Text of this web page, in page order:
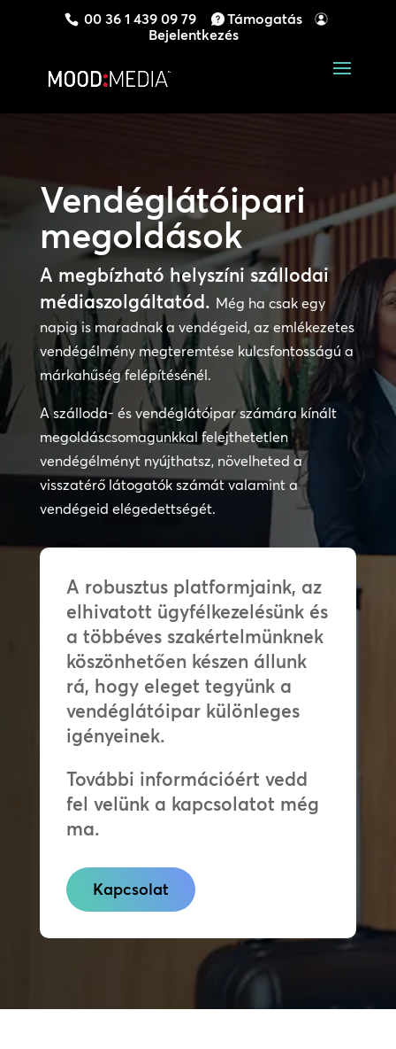
00 36 1 439 09 79
Támogatás
Bejelentkezés
Vendéglátóipari
megoldások
A megbízható helyszíni szállodai
médiaszolgáltatód. Még ha csak egy
napig is maradnak a vendégeid, az emlékezetes
vendégélmény megteremtése kulcsfontosságú a
márkahűség felépítésénél.
A szálloda- és vendéglátóipar számára kínált
megoldáscsomagunkkal felejthetetlen
vendégélményt nyújthatsz, növelheted a
visszatérő látogatók számát valamint a
vendégeid elégedettségét.
A robusztus platformjaink, az
elhivatott ügyfélkezelésünk és
a többéves szakértelmünknek
köszönhetően készen állunk
rá, hogy eleget tegyünk a
vendéglátóipar különleges
igényeinek.
További információért vedd
fel velünk a kapcsolatot még
ma.
Kapcsolat